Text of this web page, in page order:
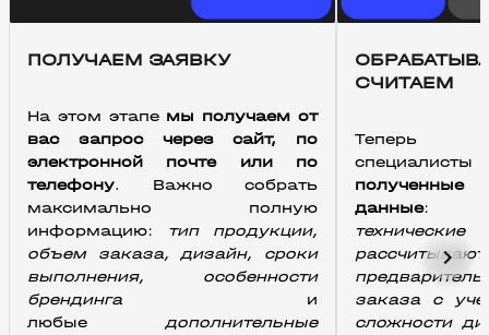
ПОЛУЧАЕМ ЗАЯВКУ
На этом этапе мы получаем от
вас запрос через сайт, по
электронной почте или по
телефону. Важно собрать
максимально полную
информацию: тип продукции,
объем заказа, дизайн, сроки
выполнения, особенности
брендинга и
любые дополнительные
СЧИТАЕМ
полученные
данные
рассчитывают
заказа с
сложности
chevron_right